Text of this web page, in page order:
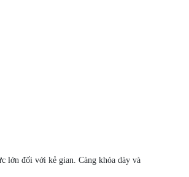
lớn đối với kẻ gian. Càng khóa dày và